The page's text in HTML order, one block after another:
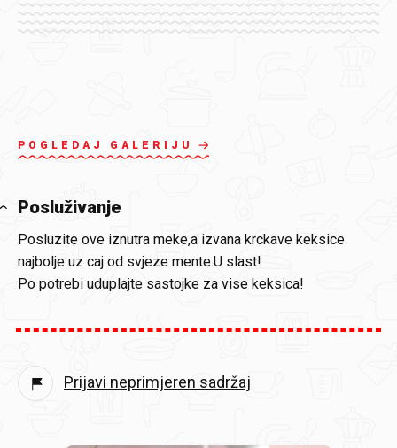
POGLEDAJ GALERIJU
Posluživanje
Posluzite ove iznutra meke,a izvana krckave keksice
najbolje uz caj od svjeze mente.U slast!
Po potrebi uduplajte sastojke za vise keksica!
Prijavi neprimjeren sadržaj